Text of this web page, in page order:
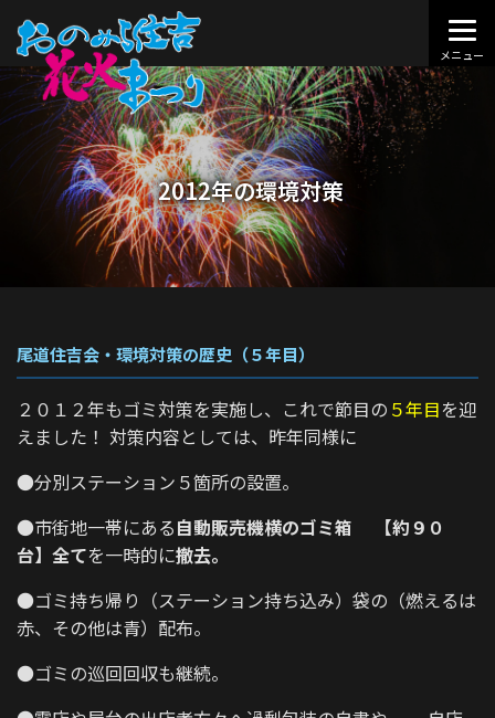
2012年の環境対策
尾道住吉会・環境対策の歴史（５年目）
２０１２年もゴミ対策を実施し、これで節目の ５年目を迎
えました！ 対策内容としては、昨年同様に
●分別ステーション５箇所の設置。
●市街地一帯にある自動販売機横のゴミ箱 【約９０
台】全てを一時的に撤去。
●ゴミ持ち帰り（ステーション持ち込み）袋の（燃えるは
赤、その他は青）配布。
●ゴミの巡回回収も継続。